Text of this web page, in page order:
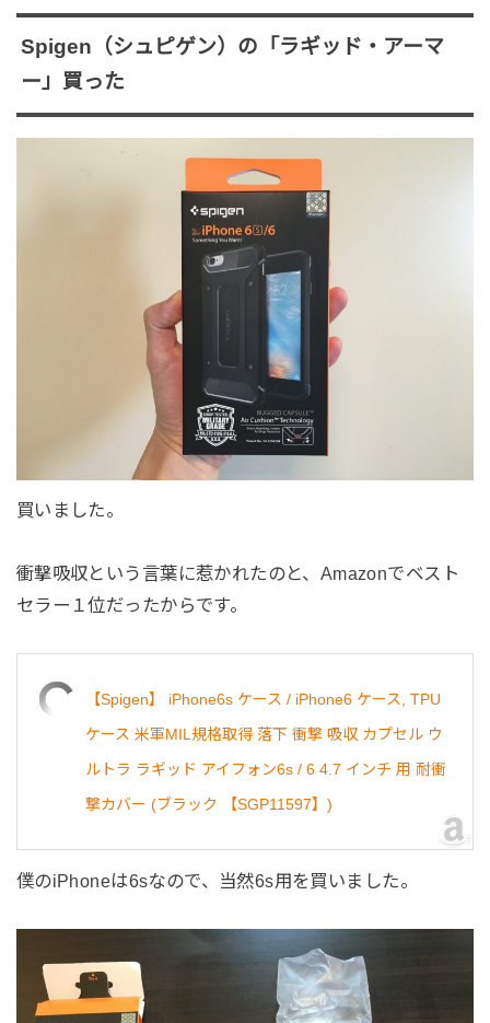
Spigen（シュピゲン）の「ラギッド・アーマ
ー」買った
買いました。
衝撃吸収という言葉に惹かれたのと、Amazonでベスト
セラー１位だったからです。
【Spigen】 iPhone6s ケース / iPhone6 ケース, TPU
ケース 米軍MIL規格取得 落下 衝撃 吸収 カプセル ウ
ルトラ ラギッド アイフォン6s / 6 4.7 インチ 用 耐衝
撃カバー (ブラック 【SGP11597】)
僕のiPhoneは6sなので、当然6s用を買いました。